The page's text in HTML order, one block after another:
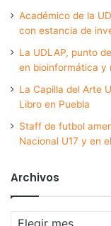
Académico de la
con estancia de
La UDLAP, punto
en bioinformática y
La Capilla del Arte
Libro en Puebla
Staff de futbol
Nacional U17 y en
Archivos
Archivos